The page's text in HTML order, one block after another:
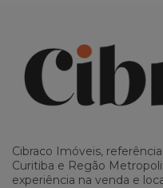
Cibraco Imóveis,
Curitiba e Regão
experiência na venda e